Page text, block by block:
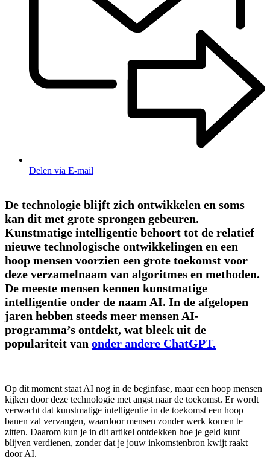
Delen via E-mail
De technologie blijft zich ontwikkelen en soms
kan dit met grote sprongen gebeuren.
Kunstmatige intelligentie behoort tot de relatief
nieuwe technologische ontwikkelingen en een
hoop mensen voorzien een grote toekomst voor
deze verzamelnaam van algoritmes en methoden.
De meeste mensen kennen kunstmatige
intelligentie onder de naam AI. In de afgelopen
jaren hebben steeds meer mensen AI-
programma’s ontdekt, wat bleek uit de
populariteit van onder andere ChatGPT.
Op dit moment staat AI nog in de beginfase, maar een hoop mensen
kijken door deze technologie met angst naar de toekomst. Er wordt
verwacht dat kunstmatige intelligentie in de toekomst een hoop
banen zal vervangen, waardoor mensen zonder werk komen te
zitten. Daarom kun je in dit artikel ontdekken hoe je geld kunt
blijven verdienen, zonder dat je jouw inkomstenbron kwijt raakt
door AI.